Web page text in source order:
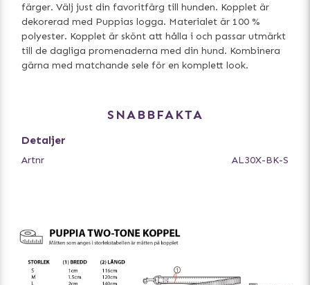
färger. Välj just din favoritfärg till hunden. Kopplet är
dekorerad med Puppias logga. Materialet är 100 %
polyester. Kopplet är skönt att hålla i och passar utmärkt
till de dagliga promenaderna med din hund. Kombinera
gärna med matchande sele för en komplett look.
SNABBFAKTA
Detaljer
Artnr AL30X-BK-S